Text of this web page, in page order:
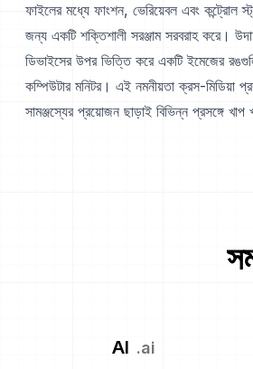
ফাইলের মধ্যে ফাংশন, ভেরিয়েবল এবং কন্ট্রোল
জন্য একটি শক্তিশালী সরঞ্জাম সরবরাহ
ডিভাইসের উপর ভিত্তি করে একটি ইমেজের
কম্পিউটার মনিটর। এই নমনীয়তা ক্রস-মিডিয়া
সামঞ্জস্যের প্রয়োজন ছাড়াই বিভিন্ন প্রসঙ্গে খাপ
AI .ai